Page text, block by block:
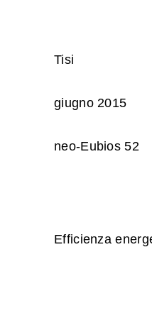
Tisi
giugno 2015
neo-Eubios 52
Efficienza